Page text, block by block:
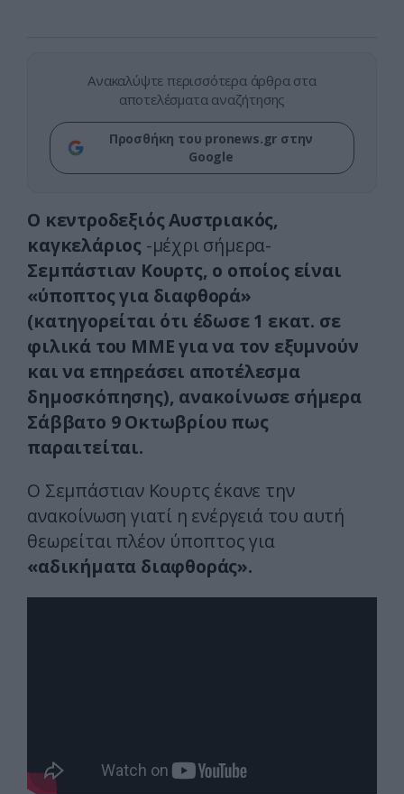
Ανακαλύψτε περισσότερα άρθρα στα
αποτελέσματα αναζήτησης
Προσθήκη του pronews.gr στην
Google
Ο κεντροδεξιός Αυστριακός,
καγκελάριος -μέχρι σήμερα-
Σεμπάστιαν Κουρτς, ο οποίος είναι
«ύποπτος για διαφθορά»
(κατηγορείται ότι έδωσε 1 εκατ. σε
φιλικά του ΜΜΕ για να τον εξυμνούν
και να επηρεάσει αποτέλεσμα
δημοσκόπησης), ανακοίνωσε σήμερα
Σάββατο 9 Οκτωβρίου πως
παραιτείται.
O Σεμπάστιαν Κουρτς έκανε την
ανακοίνωση γιατί η ενέργειά του αυτή
θεωρείται πλέον ύποπτος για
«αδικήματα διαφθοράς».